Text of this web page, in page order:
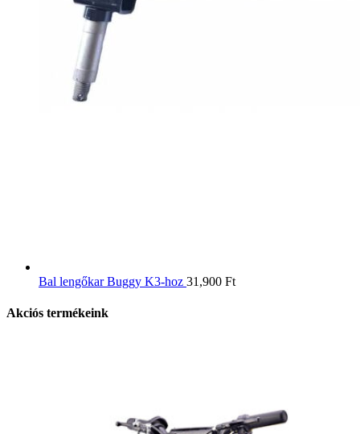
Bal lengőkar Buggy K3-hoz 31,900 Ft
Akciós termékeink